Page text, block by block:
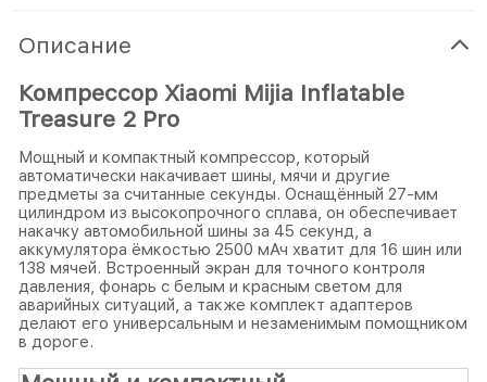
Описание
Компрессор Xiaomi Mijia Inflatable
Treasure 2 Pro
Мощный и компактный компрессор, который
автоматически накачивает шины, мячи и другие
предметы за считанные секунды. Оснащённый 27-мм
цилиндром из высокопрочного сплава, он обеспечивает
накачку автомобильной шины за 45 секунд, а
аккумулятора ёмкостью 2500 мАч хватит для 16 шин или
138 мячей. Встроенный экран для точного контроля
давления, фонарь с белым и красным светом для
аварийных ситуаций, а также комплект адаптеров
делают его универсальным и незаменимым помощником
в дороге.